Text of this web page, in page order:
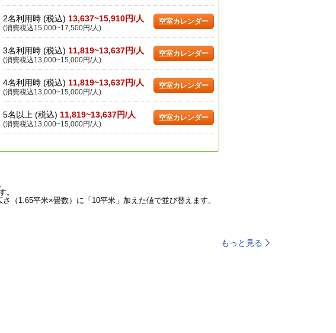
2名利用時 (税込) 13,637~15,910円/人
(消費税込15,000~17,500円/人)
空室カレンダー
3名利用時 (税込) 11,819~13,637円/人
(消費税込13,000~15,000円/人)
空室カレンダー
4名利用時 (税込) 11,819~13,637円/人
(消費税込13,000~15,000円/人)
空室カレンダー
5名以上 (税込) 11,819~13,637円/人
(消費税込13,000~15,000円/人)
空室カレンダー
。
（1.65平米×畳数）に「10平米」加えた値で並び替えます。
もっと見る